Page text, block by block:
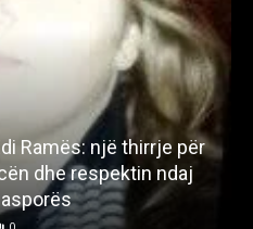
Ramës: një thirrje për
dhe respektin ndaj